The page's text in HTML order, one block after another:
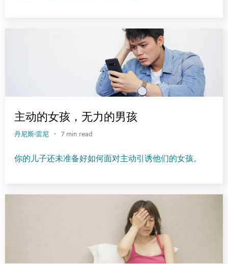
主动的女孩，无力的男孩
丹尼斯·雷尼 · 7 min read
你的儿子还未准备好如何面对主动引诱他们的女孩。